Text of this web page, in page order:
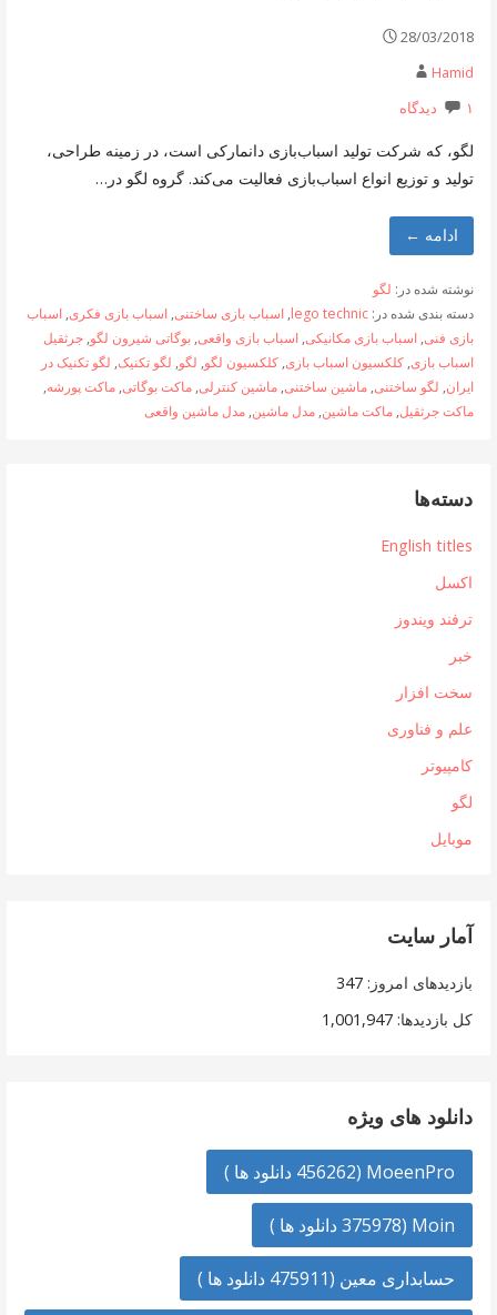
28/03/2018
Hamid
۱ دیدگاه
لگو، که شرکت تولید اسباب‌بازی دانمارکی است، در زمینه طراحی،
تولید و توزیع انواع اسباب‌بازی فعالیت می‌کند. گروه لگو در…
ادامه ←
نوشته شده در: لگو
دسته بندی شده در: lego technic
, اسباب بازی ساختنی, اسباب بازی فکری, اسباب
بازی فنی, اسباب بازی مکانیکی, اسباب بازی واقعی, بوگاتی شیرون لگو, جرثقیل
اسباب بازی, کلکسیون اسباب بازی, کلکسیون لگو, لگو, لگو تکنیک, لگو تکنیک در
ایران, لگو ساختنی, ماشین ساختنی, ماشین کنترلی, ماکت بوگاتی, ماکت پورشه,
ماکت جرثقیل, ماکت ماشین, مدل ماشین, مدل ماشین واقعی
دسته‌ها
English titles
اکسل
ترفند ویندوز
خبر
سخت افزار
علم و فناوری
کامپیوتر
لگو
موبایل
آمار سایت
بازدیدهای امروز:347
کل بازدیدها:1,001,947
دانلود های ویژه
MoeenPro (456262 دانلود ها )
Moin (375978 دانلود ها )
حسابداری معین (475911 دانلود ها )